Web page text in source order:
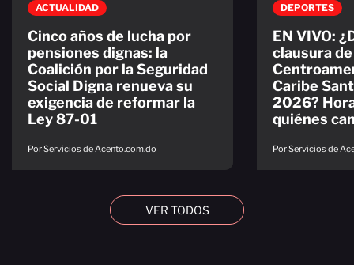
ACTUALIDAD
Cinco años de lucha por
pensiones dignas: la
Coalición por la Seguridad
Social Digna renueva su
exigencia de reformar la
Ley 87-01
Por Servicios de Acento.com.do
DEPORTES
EN VIVO:
clausura
Caribe
2026?
quiénes
Por Servicios de
VER TODOS